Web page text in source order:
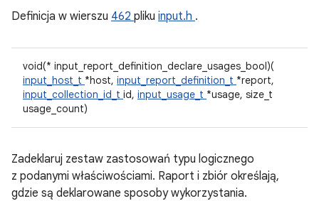
Definicja w wierszu 462 pliku input.h .
void(* input_report_definition_declare_usages_bool)(
input_host_t *host, input_report_definition_t *report,
input_collection_id_t id, input_usage_t *usage, size_t
usage_count)
Zadeklaruj zestaw zastosowań typu logicznego
z podanymi właściwościami. Raport i zbiór określają,
gdzie są deklarowane sposoby wykorzystania.